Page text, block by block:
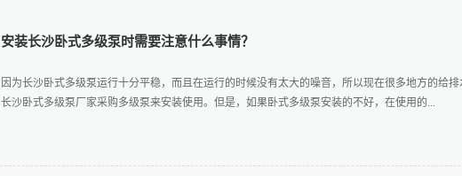
安装长沙卧式多级泵时需要注意什么事情？
因为长沙卧式多级泵运行十分平稳，而且在运行的时候没有太大的噪音，所以现在很多地方的给
长沙卧式多级泵厂家采购多级泵来安装使用。但是，如果卧式多级泵安装的不好，在使用的...